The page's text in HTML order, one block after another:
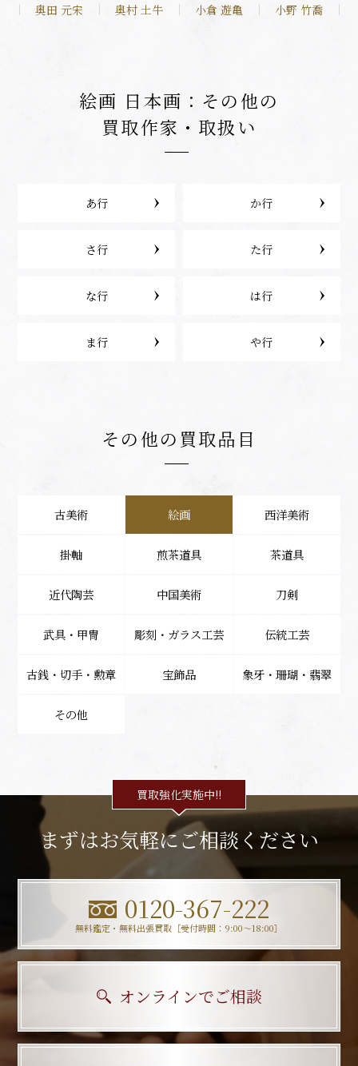
奥田 元宋 奥村 土牛 小倉 遊亀 小野 竹喬
絵画 日本画：その他の
買取作家・取扱い
あ行 か行
さ行 た行
な行 は行
ま行 や行
その他の買取品目
古美術 絵画 西洋美術
掛軸 煎茶道具 茶道具
近代陶芸 中国美術 刀剣
武具・甲冑 彫刻・ガラス工芸 伝統工芸
古銭・切手・勲章 宝飾品 象牙・珊瑚・翡翠
その他
買取強化実施中!!
まずはお気軽にご相談ください
0120-367-222
無料鑑定・無料出張買取［受付時間：9:00〜18:00］
オンラインでご相談